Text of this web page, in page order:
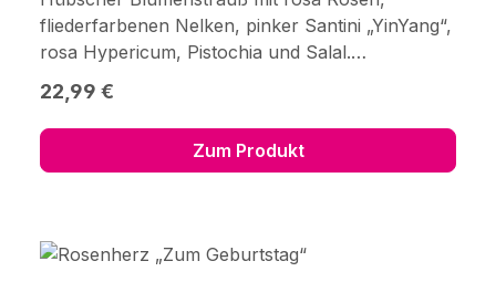
fliederfarbenen Nelken, pinker Santini „YinYang“,
rosa Hypericum, Pistochia und Salal.
zusammengestellt, mit Pflegetipps,
Blumennahrung und Wasser
versorgt.Hersteller:123Blumenversand.de
Regulärer Preis:
22,99 €
Zum Produkt